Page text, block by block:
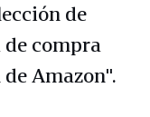
de
compra
Amazon".